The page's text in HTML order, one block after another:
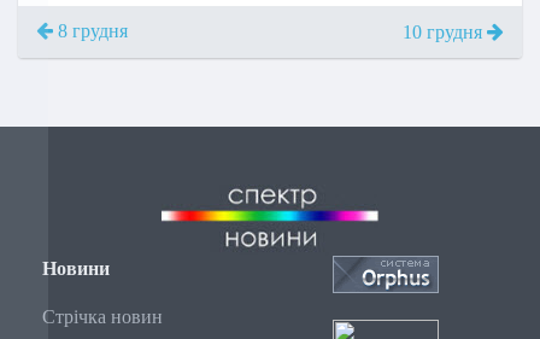
8 грудня 10 грудня
Новини
Стрічка новин